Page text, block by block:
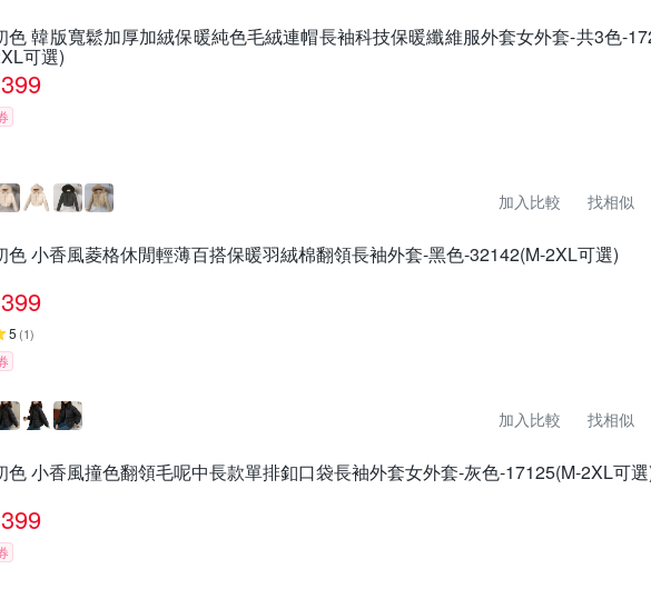
色 韓版寬鬆加厚加絨保暖純色毛絨連帽長袖科技保暖纖維服外套女外套-共3色-
可選)
399
加入比較 找相似
色 小香風菱格休閒輕薄百搭保暖羽絨棉翻領長袖外套-黑色-32142(M-2XL可選)
399
5 (1)
加入比較 找相似
色 小香風撞色翻領毛呢中長款單排釦口袋長袖外套女外套-灰色-17125(M-2XL可
399